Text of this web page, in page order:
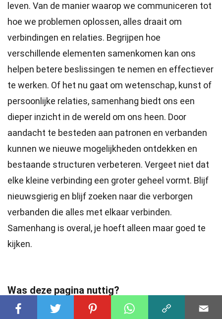
leven. Van de manier waarop we communiceren tot
hoe we problemen oplossen, alles draait om
verbindingen en relaties. Begrijpen hoe
verschillende elementen samenkomen kan ons
helpen betere beslissingen te nemen en effectiever
te werken. Of het nu gaat om wetenschap, kunst of
persoonlijke relaties, samenhang biedt ons een
dieper inzicht in de wereld om ons heen. Door
aandacht te besteden aan patronen en verbanden
kunnen we nieuwe mogelijkheden ontdekken en
bestaande structuren verbeteren. Vergeet niet dat
elke kleine verbinding een groter geheel vormt. Blijf
nieuwsgierig en blijf zoeken naar die verborgen
verbanden die alles met elkaar verbinden.
Samenhang is overal, je hoeft alleen maar goed te
kijken.
Was deze pagina nuttig?